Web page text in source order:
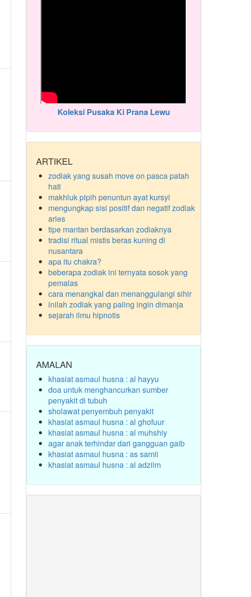
Koleksi Pusaka Ki Prana Lewu
ARTIKEL
zodiak yang susah move on pasca patah
hati
makhluk pipih penuntun ayat kursyi
mengungkap sisi positif dan negatif zodiak
aries
tipe mantan berdasarkan zodiaknya
tradisi ritual mistis beras kuning di
nusantara
apa itu chakra?
beberapa zodiak ini ternyata sosok yang
pemalas
cara menangkal dan menanggulangi sihir
inilah zodiak yang paling ingin dimanja
sejarah ilmu hipnotis
AMALAN
khasiat asmaul husna : al hayyu
doa untuk menghancurkan sumber
penyakit di tubuh
sholawat penyembuh penyakit
khasiat asmaul husna : al ghofuur
khasiat asmaul husna : al muhshiy
agar anak terhindar dari gangguan gaib
khasiat asmaul husna : as samii
khasiat asmaul husna : al adziim